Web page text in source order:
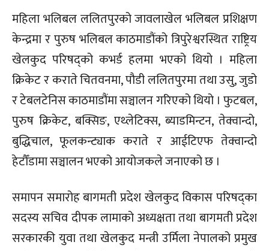
महिला भलिबल ललितपुरको जावलाखेल भलिबल प्रशिक्षण
केन्द्रमा र पुरुष भलिबल काठमाडौंको त्रिपुरेश्वरस्थित राष्ट्रिय
खेलकुद परिषद्को कभर्ड हलमा भएको थियो । महिला
क्रिकेट र कराते चितवनमा, पौडी ललितपुरमा तथा उसु, जुडो
र टेबलटेनिस काठमाडौंमा सञ्चालन गरिएको थियो । फुटबल,
पुरुष क्रिकेट, बक्सिङ, एथ्लेटिक्स, ब्याडमिन्टन, तेक्वान्दो,
बुद्धिचाल, फूलकन्ट्याक कराते र आईटिएफ तेक्वान्दो
हेटौँडामा सञ्चालन भएको आयोजकले जनाएको छ ।
समापन समारोह बागमती प्रदेश खेलकुद विकास परिषद्का
सदस्य सचिव दीपक लामाको अध्यक्षता तथा बागमती प्रदेश
सरकारकी युवा तथा खेलकुद मन्त्री उर्मिला नेपालको प्रमुख